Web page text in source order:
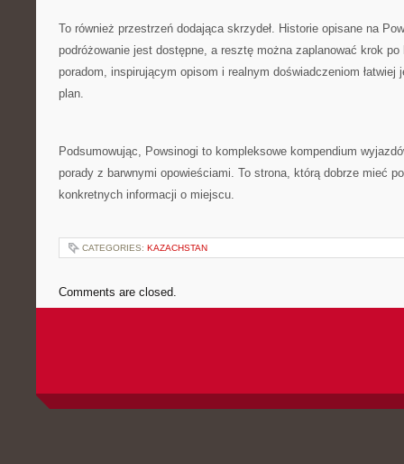
To również przestrzeń dodająca skrzydeł. Historie opisane na
podróżowanie jest dostępne, a resztę można zaplanować krok
poradom, inspirującym opisom i realnym doświadczeniom łatwiej
plan.
Podsumowując, Powsinogi to kompleksowe kompendium
porady z barwnymi opowieściami. To strona, którą dobrze mieć
konkretnych informacji o miejscu.
CATEGORIES: KAZACHSTAN
Comments are closed.